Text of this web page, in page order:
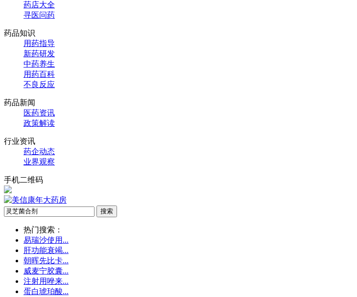
药店大全
寻医问药
药品知识
用药指导
新药研发
中药养生
用药百科
不良反应
药品新闻
医药资讯
政策解读
行业资讯
药企动态
业界观察
手机二维码
热门搜索：
易瑞沙使用...
肝功能衰竭...
朝晖先比卡...
威麦宁胶囊...
注射用唑来...
蛋白琥珀酸...